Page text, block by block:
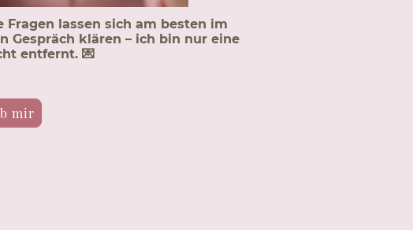
Fragen lassen sich am besten im
Gespräch klären – ich bin nur eine
entfernt. 💌
mir